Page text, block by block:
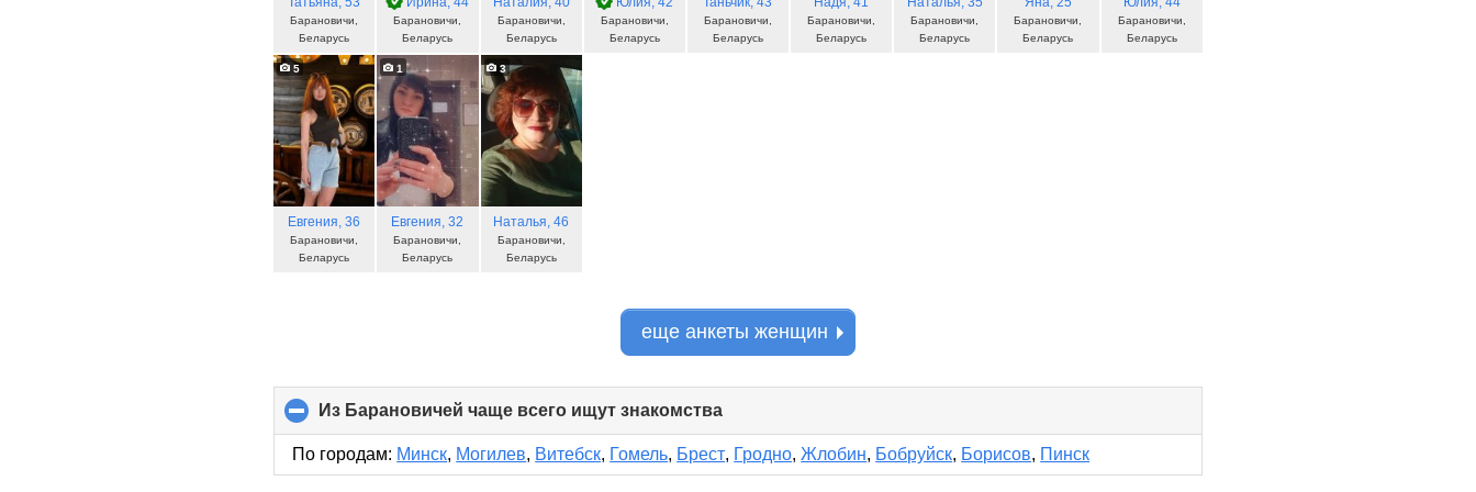
Барановичи,
Беларусь
Барановичи,
Беларусь
Барановичи,
Беларусь
Барановичи,
Беларусь
Барановичи,
Беларусь
Барановичи,
Беларусь
Барановичи,
Беларусь
Барановичи,
Беларусь
Барановичи,
Беларусь
5
Евгения, 36
Барановичи,
Беларусь
1
Евгения, 32
Барановичи,
Беларусь
3
Наталья, 46
Барановичи,
Беларусь
еще анкеты женщин
Из Барановичей чаще всего ищут знакомства
to
collapse
contents
По городам: Минск, Могилев, Витебск, Гомель, Брест, Гродно,Жлобин, Бобруйск, Борисов, Пинск